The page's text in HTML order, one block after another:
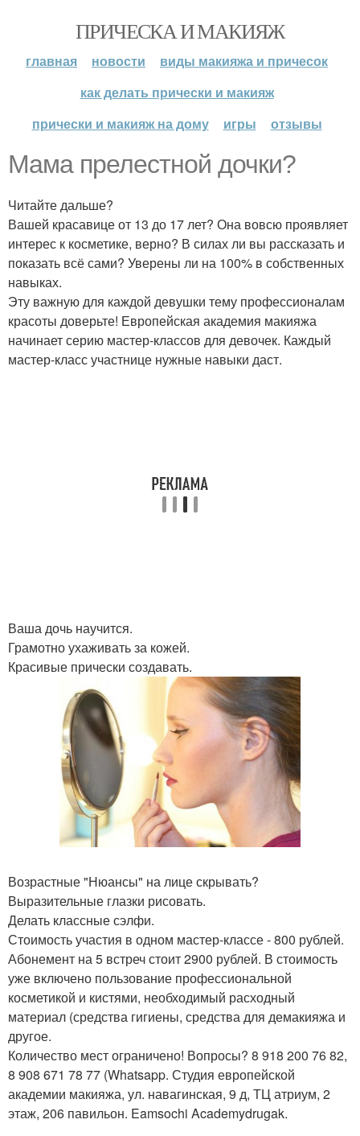
ПРИЧЕСКА И МАКИЯЖ
главная новости
виды макияжа и причесок
как делать прически и макияж
прически и макияж на дому
игры отзывы
Мама прелестной дочки?
Читайте дальше?
Вашей красавице от 13 до 17 лет? Она вовсю проявляет
интерес к косметике, верно? В силах ли вы рассказать и
показать всё сами? Уверены ли на 100% в собственных
навыках.
Эту важную для каждой девушки тему профессионалам
красоты доверьте! Европейская академия макияжа
начинает серию мастер-классов для девочек. Каждый
мастер-класс участнице нужные навыки даст.
Ваша дочь научится.
Грамотно ухаживать за кожей.
Красивые прически создавать.
Возрастные "Нюансы" на лице скрывать?
Выразительные глазки рисовать.
Делать классные сэлфи.
Стоимость участия в одном мастер-классе - 800 рублей.
Абонемент на 5 встреч стоит 2900 рублей. В стоимость
уже включено пользование профессиональной
косметикой и кистями, необходимый расходный
материал (средства гигиены, средства для демакияжа и
другое.
Количество мест ограничено! Вопросы? 8 918 200 76 82,
8 908 671 78 77 (Whatsapp. Студия европейской
академии макияжа, ул. навагинская, 9 д, ТЦ атриум, 2
этаж, 206 павильон. Eamsochi Academydrugak.